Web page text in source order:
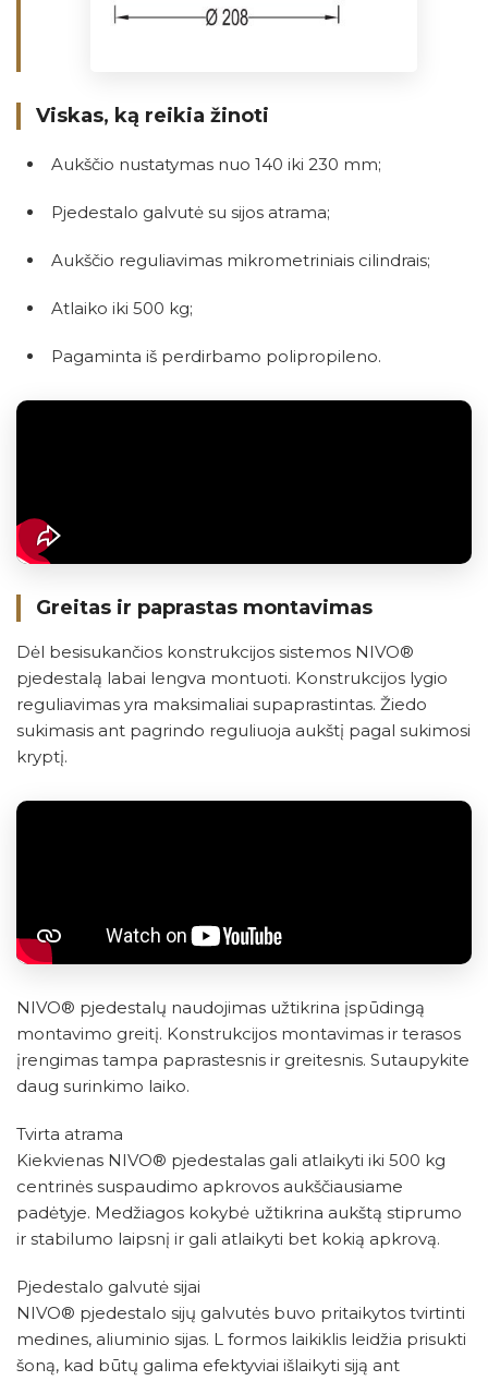
Viskas, ką reikia žinoti
Aukščio nustatymas nuo 140 iki 230 mm;
Pjedestalo galvutė su sijos atrama;
Aukščio reguliavimas mikrometriniais cilindrais;
Atlaiko iki 500 kg;
Pagaminta iš perdirbamo polipropileno.
Greitas ir paprastas montavimas
Dėl besisukančios konstrukcijos sistemos NIVO®
pjedestalą labai lengva montuoti. Konstrukcijos lygio
reguliavimas yra maksimaliai supaprastintas. Žiedo
sukimasis ant pagrindo reguliuoja aukštį pagal sukimosi
kryptį.
NIVO® pjedestalų naudojimas užtikrina įspūdingą
montavimo greitį. Konstrukcijos montavimas ir terasos
įrengimas tampa paprastesnis ir greitesnis. Sutaupykite
daug surinkimo laiko.
Tvirta atrama
Kiekvienas NIVO® pjedestalas gali atlaikyti iki 500 kg
centrinės suspaudimo apkrovos aukščiausiame
padėtyje. Medžiagos kokybė užtikrina aukštą stiprumo
ir stabilumo laipsnį ir gali atlaikyti bet kokią apkrovą.
Pjedestalo galvutė sijai
NIVO® pjedestalo sijų galvutės buvo pritaikytos tvirtinti
medines, aliuminio sijas. L formos laikiklis leidžia prisukti
šoną, kad būtų galima efektyviai išlaikyti siją ant